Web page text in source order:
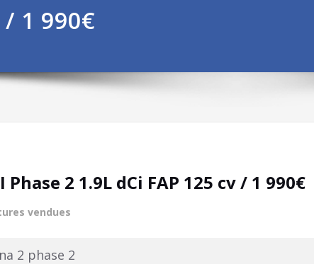
/ 1 990€
Phase 2 1.9L dCi FAP 125 cv / 1 990€
vendues
2 phase 2